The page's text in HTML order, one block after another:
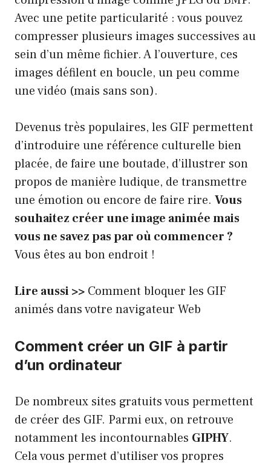
Avec une petite particularité : vous pouvez
compresser plusieurs images successives au
sein d’un même fichier. A l’ouverture, ces
images défilent en boucle, un peu comme
une vidéo (mais sans son).
Devenus très populaires, les GIF permettent
d’introduire une référence culturelle bien
placée, de faire une boutade, d’illustrer son
propos de manière ludique, de transmettre
une émotion ou encore de faire rire. Vous
souhaitez créer une image animée mais
vous ne savez pas par où commencer ?
Vous êtes au bon endroit !
Lire aussi >> Comment bloquer les GIF
animés dans votre navigateur Web
Comment créer un GIF à partir
d’un ordinateur
De nombreux sites gratuits vous permettent
de créer des GIF. Parmi eux, on retrouve
notamment les incontournables GIPHY.
Cela vous permet d’utiliser vos propres